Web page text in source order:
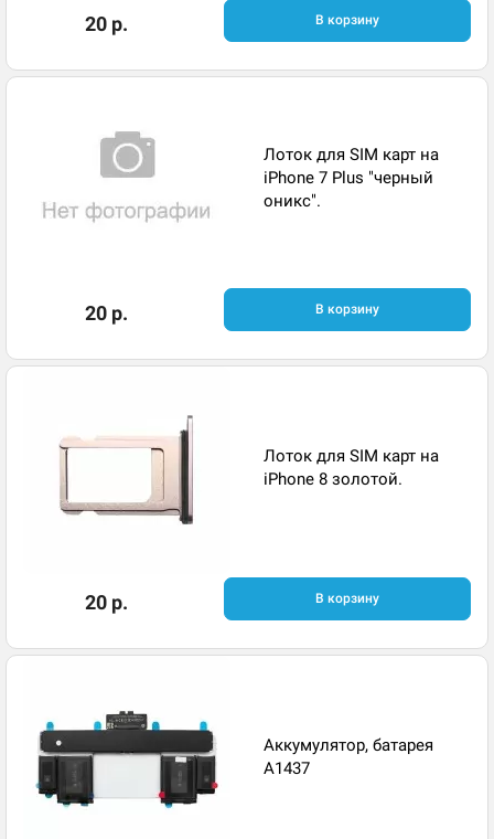
20 р. В корзину
Лоток для SIM карт на
iPhone 7 Plus "черный
оникс".
20 р. В корзину
Лоток для SIM карт на
iPhone 8 золотой.
20 р. В корзину
Аккумулятор, батарея
A1437